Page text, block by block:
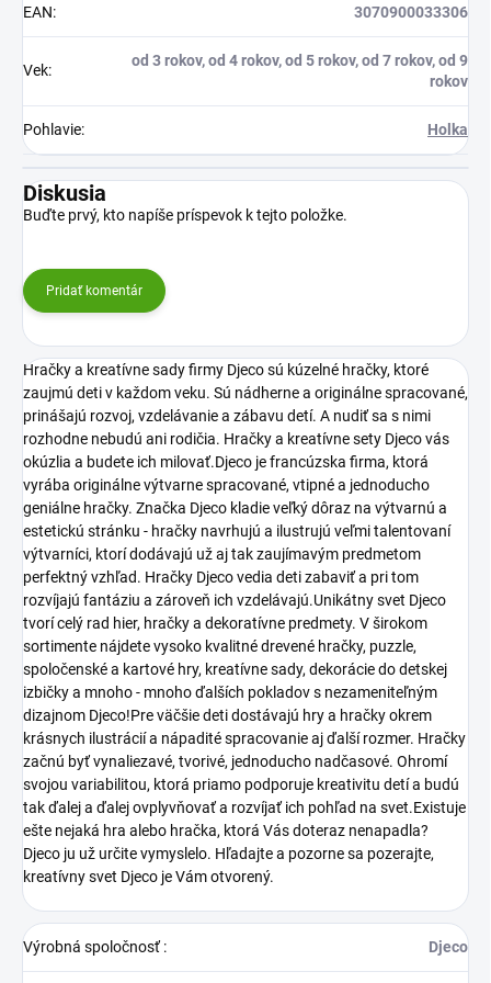
EAN: 3070900033306
Vek:
od 3 rokov, od 4 rokov, od 5 rokov, od 7 rokov, od 9
rokov
Pohlavie: Holka
Diskusia
Buďte prvý, kto napíše príspevok k tejto položke.
Pridať komentár
Hračky a kreatívne sady firmy Djeco sú kúzelné hračky, ktoré
zaujmú deti v každom veku. Sú nádherne a originálne spracované,
prinášajú rozvoj, vzdelávanie a zábavu detí. A nudiť sa s nimi
rozhodne nebudú ani rodičia. Hračky a kreatívne sety Djeco vás
okúzlia a budete ich milovať.Djeco je francúzska firma, ktorá
vyrába originálne výtvarne spracované, vtipné a jednoducho
geniálne hračky. Značka Djeco kladie veľký dôraz na výtvarnú a
estetickú stránku - hračky navrhujú a ilustrujú veľmi talentovaní
výtvarníci, ktorí dodávajú už aj tak zaujímavým predmetom
perfektný vzhľad. Hračky Djeco vedia deti zabaviť a pri tom
rozvíjajú fantáziu a zároveň ich vzdelávajú.Unikátny svet Djeco
tvorí celý rad hier, hračky a dekoratívne predmety. V širokom
sortimente nájdete vysoko kvalitné drevené hračky, puzzle,
spoločenské a kartové hry, kreatívne sady, dekorácie do detskej
izbičky a mnoho - mnoho ďalších pokladov s nezameniteľným
dizajnom Djeco!Pre väčšie deti dostávajú hry a hračky okrem
krásnych ilustrácií a nápadité spracovanie aj ďalší rozmer. Hračky
začnú byť vynaliezavé, tvorivé, jednoducho nadčasové. Ohromí
svojou variabilitou, ktorá priamo podporuje kreativitu detí a budú
tak ďalej a ďalej ovplyvňovať a rozvíjať ich pohľad na svet.Existuje
ešte nejaká hra alebo hračka, ktorá Vás doteraz nenapadla?
Djeco ju už určite vymyslelo. Hľadajte a pozorne sa pozerajte,
kreatívny svet Djeco je Vám otvorený.
Výrobná spoločnosť: Djeco